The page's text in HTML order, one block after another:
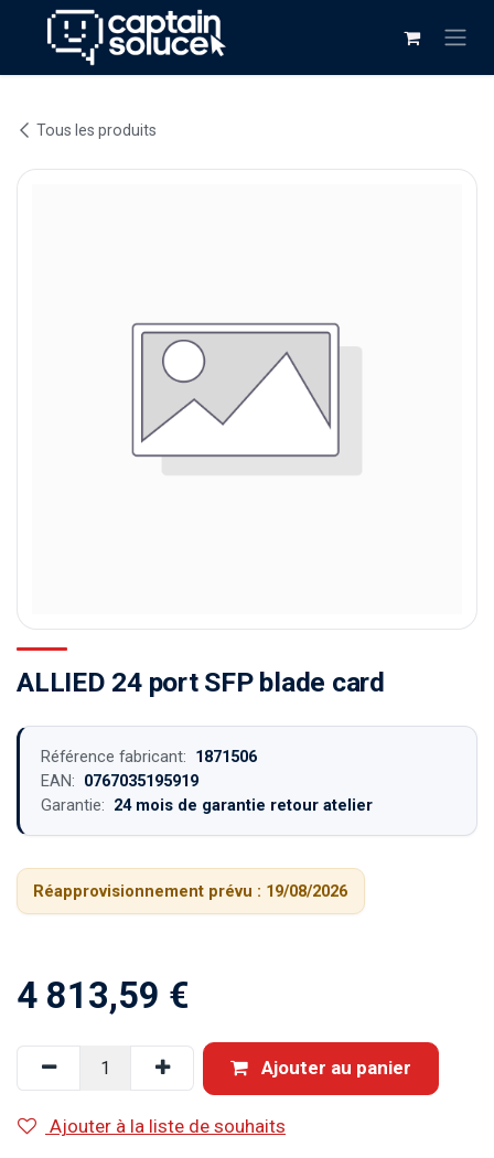
Se rendre au contenu
Tous les produits
ALLIED 24 port SFP blade card
Référence fabricant: 1871506
EAN: 0767035195919
Garantie: 24 mois de garantie retour atelier
Réapprovisionnement prévu : 19/08/2026
4 813,59 €
Ajouter au panier
Ajouter à la liste de souhaits